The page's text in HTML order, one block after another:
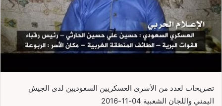
تصريحات لعدد من الأسرى العسكريين السعوديين لدى الجيش
اليمني واللجان الشعبية 04-11-2016